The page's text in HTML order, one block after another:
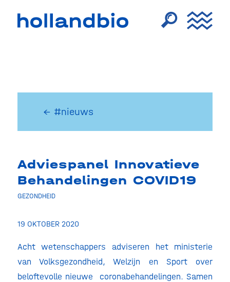
← #nieuws
Adviespanel Innovatieve
Behandelingen COVID19
GEZONDHEID
19 OKTOBER 2020
Acht wetenschappers adviseren het ministerie
van Volksgezondheid, Welzijn en Sport over
beloftevolle nieuwe coronabehandelingen. Samen